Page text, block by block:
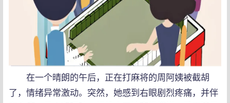
在一个晴朗的午后，正在打麻将的周阿姨被截胡
了，情绪异常激动。突然，她感到右眼剧烈疼痛，并伴